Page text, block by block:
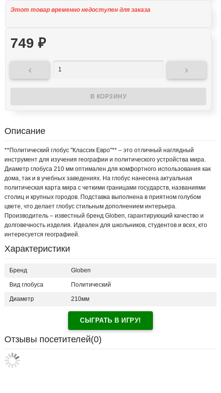
Этот товар временно недоступен для заказа
749 ₽
 
Описание
**Политический глобус "Классик Евро"** – это отличный наглядный
инструмент для изучения географии и политического устройства мира.
Диаметр глобуса 210 мм оптимален для комфортного использования как
дома, так и в учебных заведениях. На глобус нанесена актуальная
политическая карта мира с четкими границами государств, названиями
столиц и крупных городов. Подставка выполнена в приятном голубом
цвете, что делает глобус стильным дополнением интерьера.
Производитель – известный бренд Globen, гарантирующий качество и
долговечность изделия. Идеален для школьников, студентов и всех, кто
интересуется географией.
Характеристики
Бренд Globen
Вид глобуса Политический
Диаметр 210мм
СЫГРАТЬ В ИГРУ!
Отзывы посетителей(0)